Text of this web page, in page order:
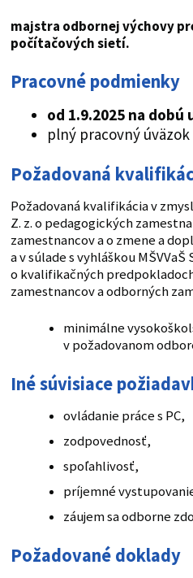
majstra odbornej výchovy
počítačových sietí.
Pracovné podmienky
od 1.9.2025 na dobú
plný pracovný úväzok
Požadovaná
Požadovaná kvalifikácia v
Z. z. o pedagogických
zamestnancov a o zmene a
a v súlade s vyhláškou MŠVVaŠ
o kvalifikačných
zamestnancov a odborných
minimálne
v požadovanom
Iné súvisiace
ovládanie práce s PC,
zodpovednosť,
spoľahlivosť,
príjemné
záujem sa odborne
Požadované doklady